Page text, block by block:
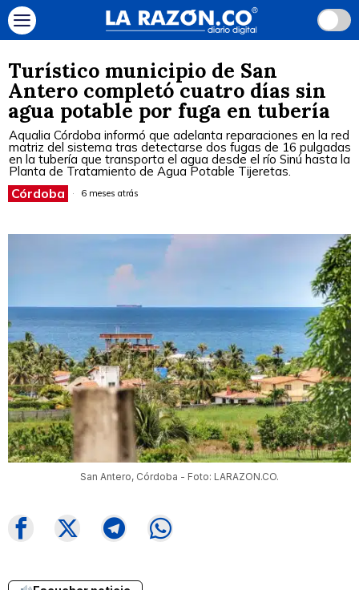
Turístico municipio de San
Antero completó cuatro días sin
agua potable por fuga en tubería
Aqualia Córdoba informó que adelanta reparaciones en la red
matriz del sistema tras detectarse dos fugas de 16 pulgadas
en la tubería que transporta el agua desde el río Sinú hasta la
Planta de Tratamiento de Agua Potable Tijeretas.
Córdoba 6 meses atrás
San Antero, Córdoba - Foto: LARAZON.CO.